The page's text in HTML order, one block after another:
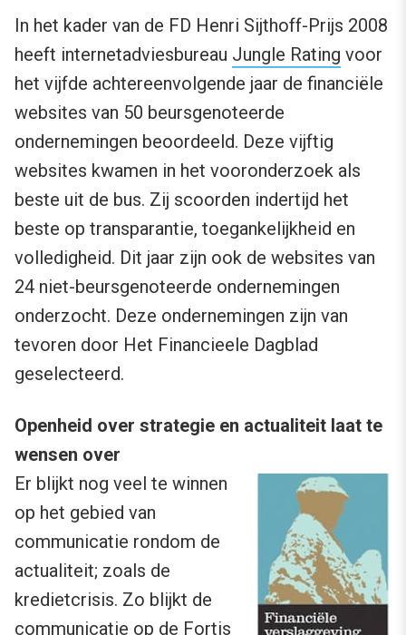
In het kader van de FD Henri Sijthoff-Prijs 2008
heeft internetadviesbureau Jungle Rating voor
het vijfde achtereenvolgende jaar de financiële
websites van 50 beursgenoteerde
ondernemingen beoordeeld. Deze vijftig
websites kwamen in het vooronderzoek als
beste uit de bus. Zij scoorden indertijd het
beste op transparantie, toegankelijkheid en
volledigheid. Dit jaar zijn ook de websites van
24 niet-beursgenoteerde ondernemingen
onderzocht. Deze ondernemingen zijn van
tevoren door Het Financieele Dagblad
geselecteerd.
Openheid over strategie en actualiteit laat te
wensen over
Er blijkt nog veel te winnen
op het gebied van
communicatie rondom de
actualiteit; zoals de
kredietcrisis. Zo blijkt de
communicatie op de Fortis